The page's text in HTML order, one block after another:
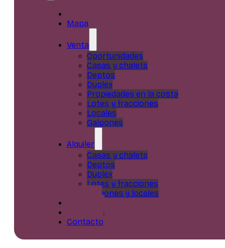
Mapa
Venta
Oportunidades
Casas y chalets
Deptos
Duplex
Propiedades en la costa
Lotes y fracciones
Locales
Galpones
Alquiler
Casas y chalets
Deptos
Duplex
Lotes y fracciones
Galpones y locales
Nosotros
Contacto